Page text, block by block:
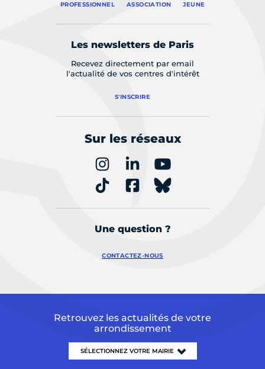
PROFESSIONNEL ASSOCIATION JEUNE
Les newsletters de Paris
Recevez directement par email
l'actualité de vos centres d'intérêt
S'INSCRIRE
Sur les réseaux
Une question ?
CONTACTEZ-NOUS
Retrouvez les actualités de votre
arrondissement